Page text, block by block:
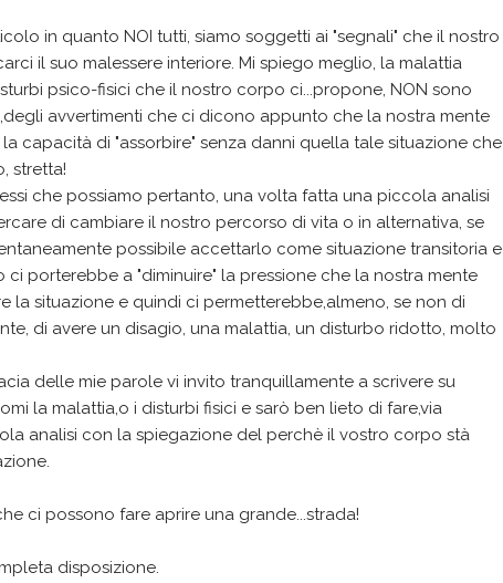
in quanto NOI tutti, siamo soggetti ai "segnali" che il nostro
il suo malessere interiore. Mi spiego meglio, la malattia
psico-fisici che il nostro corpo ci...propone, NON sono
avvertimenti che ci dicono appunto che la nostra mente
capacità di "assorbire" senza danni quella tale situazione che
stretta!
che possiamo pertanto, una volta fatta una piccola analisi
di cambiare il nostro percorso di vita o in alternativa, se
possibile accettarlo come situazione transitoria e
ci porterebbe a "diminuire" la pressione che la nostra mente
la situazione e quindi ci permetterebbe,almeno, se non di
di avere un disagio, una malattia, un disturbo ridotto, molto
delle mie parole vi invito tranquillamente a scrivere su
la malattia,o i disturbi fisici e sarò ben lieto di fare,via
analisi con la spiegazione del perchè il vostro corpo stà
ci possono fare aprire una grande...strada!
disposizione.